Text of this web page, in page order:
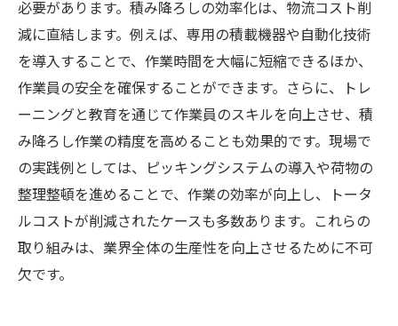
必要があります。積み降ろしの効率化は、物流コスト削
減に直結します。例えば、専用の積載機器や自動化技術
を導入することで、作業時間を大幅に短縮できるほか、
作業員の安全を確保することができます。さらに、トレ
ーニングと教育を通じて作業員のスキルを向上させ、積
み降ろし作業の精度を高めることも効果的です。現場で
の実践例としては、ピッキングシステムの導入や荷物の
整理整頓を進めることで、作業の効率が向上し、トータ
ルコストが削減されたケースも多数あります。これらの
取り組みは、業界全体の生産性を向上させるために不可
欠です。